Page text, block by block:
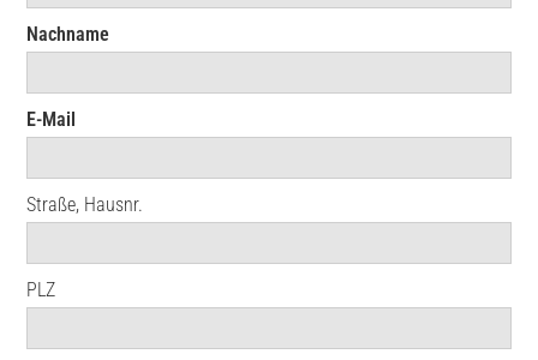
Nachname
E-Mail
Straße, Hausnr.
PLZ